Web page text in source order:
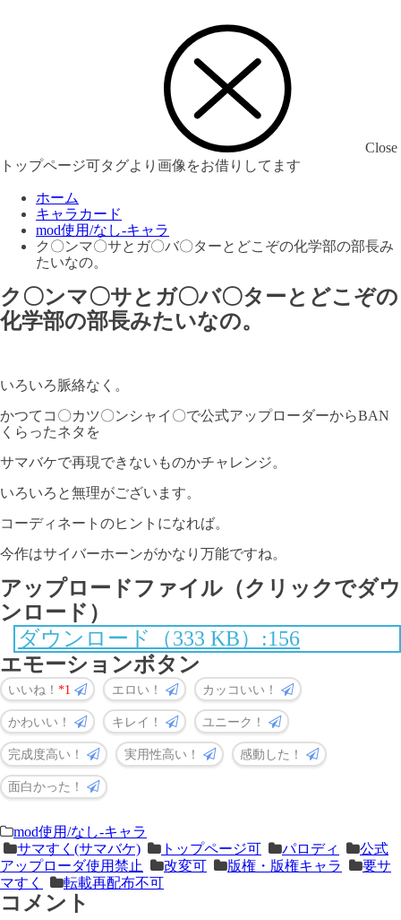
Close
トップページ可タグより画像をお借りしてます
ホーム
キャラカード
mod使用/なし-キャラ
ク〇ンマ〇サとガ〇バ〇ターとどこぞの化学部の部長み
たいなの。
ク〇ンマ〇サとガ〇バ〇ターとどこぞの
化学部の部長みたいなの。
いろいろ脈絡なく。
かつてコ〇カツ〇ンシャイ〇で公式アップローダーからBAN
くらったネタを
サマバケで再現できないものかチャレンジ。
いろいろと無理がございます。
コーディネートのヒントになれば。
今作はサイバーホーンがかなり万能ですね。
アップロードファイル（クリックでダウ
ンロード）
ダウンロード（333 KB）:156
エモーションボタン
いいね！ 1 エロい！ カッコいい！
かわいい！ キレイ！ ユニーク！
完成度高い！ 実用性高い！ 感動した！
面白かった！
＜
次
の
記
前
の
記
事
mod使用/なし-キャラ
サマすく(サマバケ)
トップページ可 パロディ
公式
アップローダ使用禁止
改変可 版権・版権キャラ
要サ
マすく
転載再配布不可
コメント